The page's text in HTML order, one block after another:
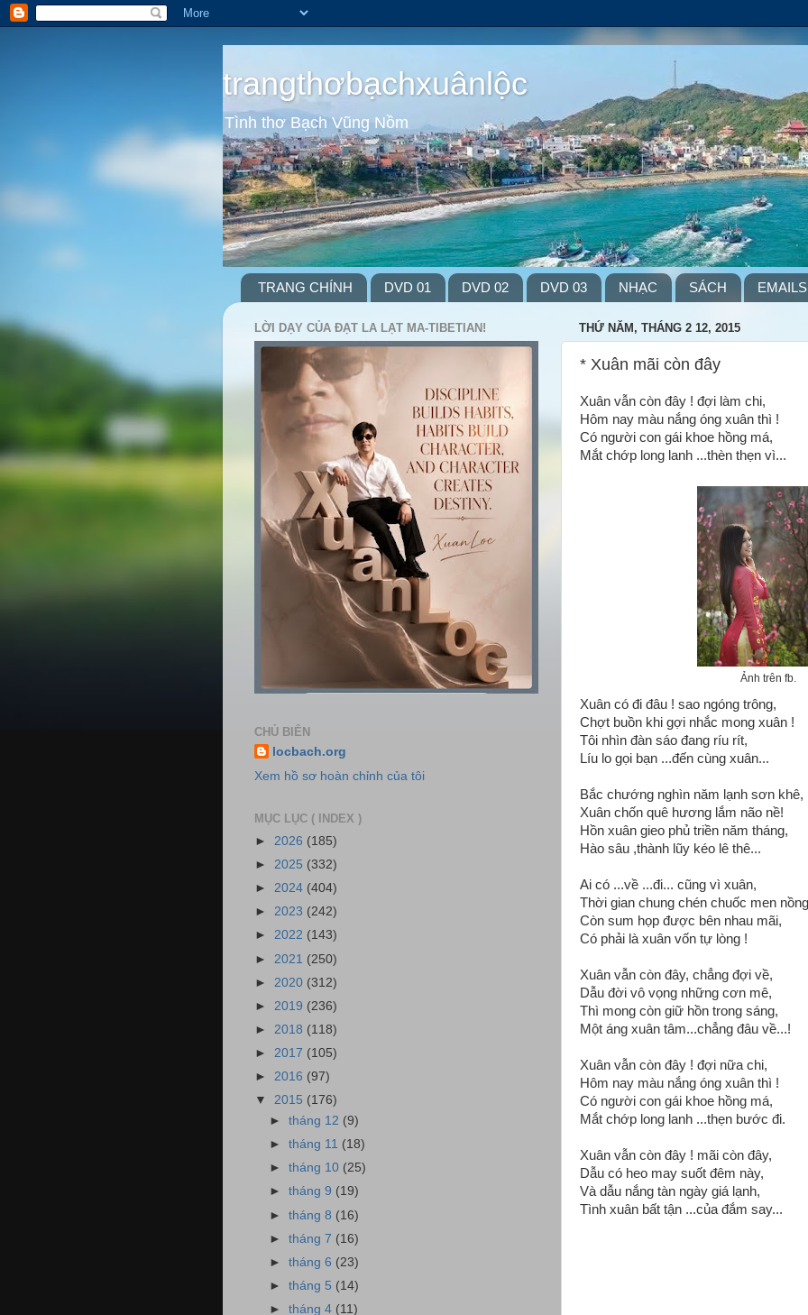
trangthơbạchxuânlộc
Tình thơ Bạch Vũng Nồm
TRANG CHÍNH DVD 01 DVD 02 DVD 03 NHẠC SÁCH EMAILS
THỨ NĂM, THÁNG 2 12, 2015
* Xuân mãi còn đây
Xuân vẫn còn đây ! đợi làm chi,
Hôm nay màu nắng óng xuân thì !
Có người con gái khoe hồng má,
Mắt chớp long lanh ...thèn thẹn vì...
Ảnh trên fb.
Xuân có đi đâu ! sao ngóng trông,
Chợt buồn khi gợi nhắc mong xuân !
Tôi nhìn đàn sáo đang ríu rít,
Líu lo gọi bạn ...đến cùng xuân...
Bắc chướng nghìn năm lạnh sơn khê,
Xuân chốn quê hương lắm não nề!
Hồn xuân gieo phủ triền năm tháng,
Hào sâu ,thành lũy kéo lê thê...
Ai có ...về ...đi... cũng vì xuân,
Thời gian chung chén chuốc men
Còn sum họp được bên nhau mãi,
Có phải là xuân vốn tự lòng !
Xuân vẫn còn đây, chẳng đợi về,
Dẫu đời vô vọng những cơn mê,
Thì mong còn giữ hồn trong sáng,
Một áng xuân tâm...chẳng đâu về...!
Xuân vẫn còn đây ! đợi nữa chi,
Hôm nay màu nắng óng xuân thì !
Có người con gái khoe hồng má,
Mắt chớp long lanh ...thẹn bước đi.
Xuân vẫn còn đây ! mãi còn đây,
Dẫu có heo may suốt đêm này,
Và dẫu nắng tàn ngày giá lạnh,
Tình xuân bất tận ...của đắm say...
LỜI DẠY CỦA ĐẠT LA LẠT MA-TIBETIAN!
CHỦ BIÊN
locbach.org
Xem hồ sơ hoàn chỉnh của tôi
MỤC LỤC ( INDEX )
► 2026 (185)
► 2025 (332)
► 2024 (404)
► 2023 (242)
► 2022 (143)
► 2021 (250)
► 2020 (312)
► 2019 (236)
► 2018 (118)
► 2017 (105)
► 2016 (97)
▼ 2015 (176)
►tháng 12 (9)
►tháng 11 (18)
►tháng 10 (25)
►tháng 9 (19)
►tháng 8 (16)
►tháng 7 (16)
►tháng 6 (23)
►tháng 5 (14)
►tháng 4 (11)